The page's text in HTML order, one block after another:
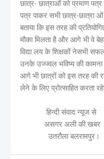
छात्र- छात्राओं को प्रमाण
पत्र पाकर सभी छात्र-छात्रा
बताया कि इस तरह की
मौका मिलता है और आगे भी वे
विद्या लय के शिक्षकों नेसभी
उनके उज्ज्वल भविष्य की कामना
आगे भी छात्रों को इस तरह की
लेने के लिए प्रोत्साहित करता
हिन्दी संवाद न्यूज से
असगर अली की खबर
उतरौला बलरामपुर।